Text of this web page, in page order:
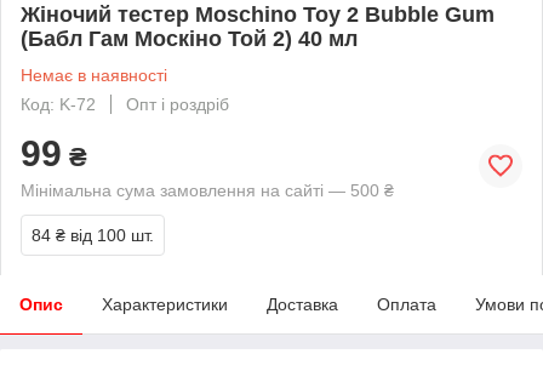
Жіночий тестер Moschino Toy 2 Bubble Gum
(Бабл Гам Москіно Той 2) 40 мл
Немає в наявності
Код: K-72
Опт і роздріб
99 ₴
Мінімальна сума замовлення на сайті — 500 ₴
84 ₴ від 100 шт.
Опис Характеристики Доставка Оплата Умови